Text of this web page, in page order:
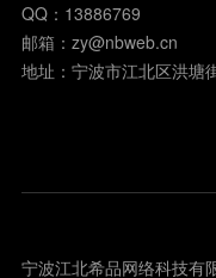
QQ： 13886769
邮箱： zy@nbweb.cn
地址：宁波市江北区洪塘
宁波江北希品网络科技有